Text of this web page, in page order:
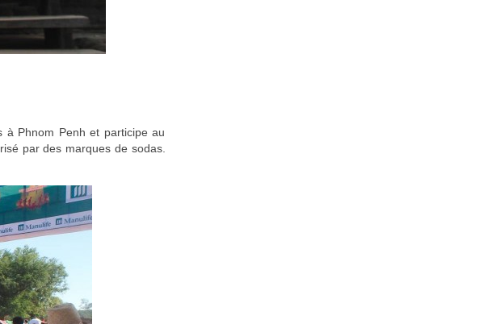
à Phnom Penh et participe au
par des marques de sodas.